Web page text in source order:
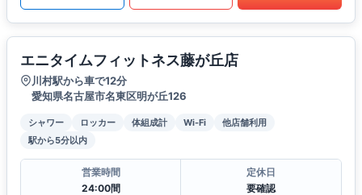
エニタイムフィットネス藤が丘店
川村駅から車で12分
愛知県名古屋市名東区明が丘126
シャワー ロッカー 体組成計 Wi-Fi
他店舗利用
駅から5分以内
営業時間
24:00間
定休日
要確認